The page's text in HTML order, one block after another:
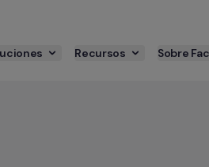
Recursos Sobre